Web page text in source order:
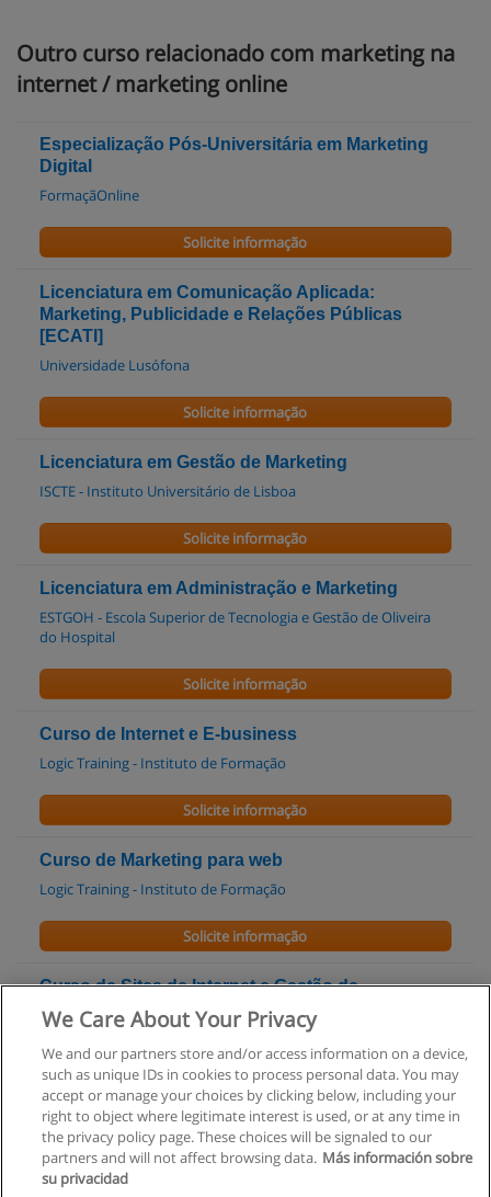
Outro curso relacionado com marketing na
internet / marketing online
Especialização Pós-Universitária em Marketing
Digital
FormaçãOnline
Solicite informação
Licenciatura em Comunicação Aplicada:
Marketing, Publicidade e Relações Públicas
[ECATI]
Universidade Lusófona
Solicite informação
Licenciatura em Gestão de Marketing
ISCTE - Instituto Universitário de Lisboa
Solicite informação
Licenciatura em Administração e Marketing
ESTGOH - Escola Superior de Tecnologia e Gestão de Oliveira
do Hospital
Solicite informação
Curso de Internet e E-business
Logic Training - Instituto de Formação
Solicite informação
Curso de Marketing para web
Logic Training - Instituto de Formação
Solicite informação
Curso de Sites de Internet e Gestão de
Conteúdos
Solicite informação
We Care About Your Privacy
We and our partners store and/or access information on a device,
such as unique IDs in cookies to process personal data. You may
accept or manage your choices by clicking below, including your
right to object where legitimate interest is used, or at any time in
the privacy policy page. These choices will be signaled to our
partners and will not affect browsing data. Más información sobre
su privacidad